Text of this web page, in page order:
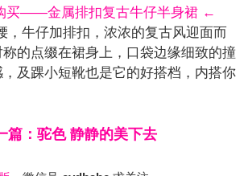
买——金属排扣复古牛仔半身裙 ←
牛仔加排扣，浓浓的复古风迎面而
的点缀在裙身上，口袋边缘细致的撞
及踝小短靴也是它的好搭档，内搭你
篇：驼色 静静的美下去